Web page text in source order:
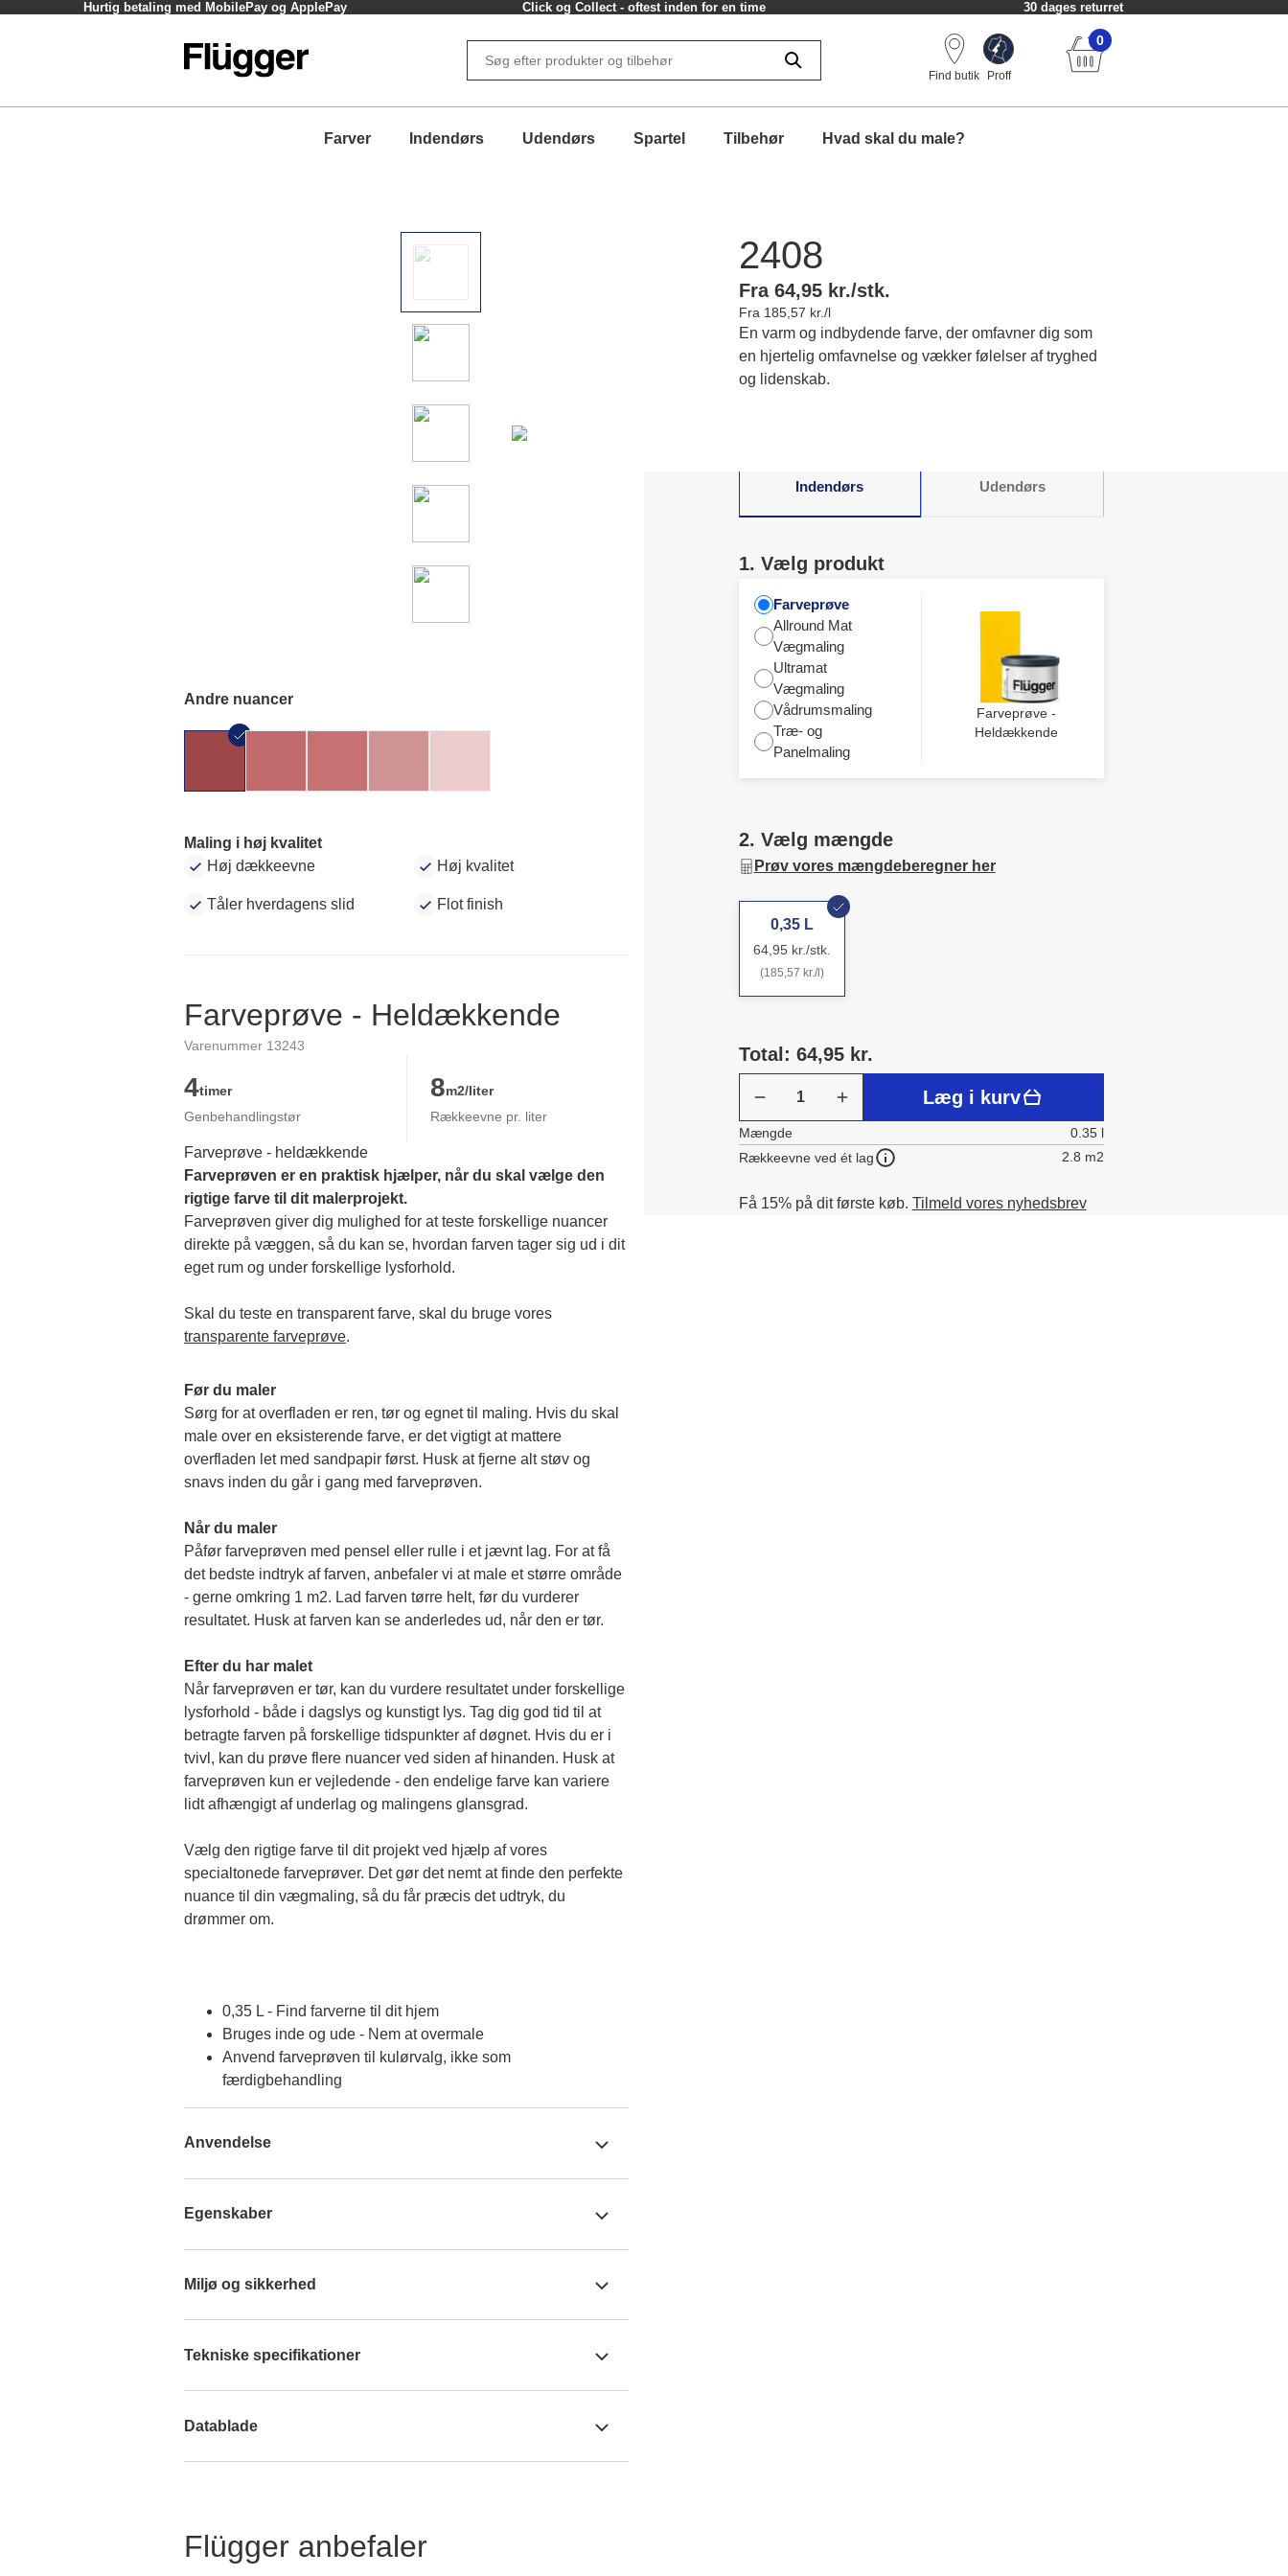
Click og Collect - oftest inden for en time 30 dages returret Fri fragt fra 549 kr.
Find butik Proff
0
Farver Indendørs Udendørs Spartel Tilbehør Hvad skal du male?
Andre nuancer
Maling i høj kvalitet
Høj dækkeevne
Høj kvalitet
Tåler hverdagens slid Flot finish
Farveprøve - Heldækkende
Varenummer 13243
4timer
Genbehandlingstør
8m2/liter
Rækkeevne pr. liter
Farveprøve - heldækkende
Farveprøven er en praktisk hjælper, når du skal vælge den
rigtige farve til dit malerprojekt.
Farveprøven giver dig mulighed for at teste forskellige nuancer
direkte på væggen, så du kan se, hvordan farven tager sig ud i dit
eget rum og under forskellige lysforhold.
transparente farveprøve.
Før du maler
Sørg for at overfladen er ren, tør og egnet til maling. Hvis du skal
male over en eksisterende farve, er det vigtigt at mattere
overfladen let med sandpapir først. Husk at fjerne alt støv og
snavs inden du går i gang med farveprøven.
Når du maler
Påfør farveprøven med pensel eller rulle i et jævnt lag. For at få
det bedste indtryk af farven, anbefaler vi at male et større område
- gerne omkring 1 m2. Lad farven tørre helt, før du vurderer
resultatet. Husk at farven kan se anderledes ud, når den er tør.
Efter du har malet
Når farveprøven er tør, kan du vurdere resultatet under forskellige
lysforhold - både i dagslys og kunstigt lys. Tag dig god tid til at
betragte farven på forskellige tidspunkter af døgnet. Hvis du er i
tvivl, kan du prøve flere nuancer ved siden af hinanden. Husk at
farveprøven kun er vejledende - den endelige farve kan variere
lidt afhængigt af underlag og malingens glansgrad.
Vælg den rigtige farve til dit projekt ved hjælp af vores
specialtonede farveprøver. Det gør det nemt at finde den perfekte
nuance til din vægmaling, så du får præcis det udtryk, du
drømmer om.
0,35 L - Find farverne til dit hjem
Bruges inde og ude - Nem at overmale
Anvend farveprøven til kulørvalg, ikke som
færdigbehandling
Anvendelse
Egenskaber
Miljø og sikkerhed
Tekniske specifikationer
Datablade
2408
Fra 64,95 kr./stk.
Fra 185,57 kr./l
En varm og indbydende farve, der omfavner dig som
en hjertelig omfavnelse og vækker følelser af tryghed
og lidenskab.
Indendørs Udendørs
1. Vælg produkt
Farveprøve
Allround Mat
Vægmaling
Ultramat
Vægmaling
Vådrumsmaling
Træ- og
Panelmaling
Farveprøve -
Heldækkende
2. Vælg mængde
Prøv vores mængdeberegner her
0,35 L
64,95 kr./stk.
(185,57 kr./l)
Total: 64,95 kr.
Læg i kurv
Mængde
0.35 l
Rækkeevne ved ét lag
2.8 m2
Få 15% på dit første køb. Tilmeld vores nyhedsbrev
Flügger anbefaler